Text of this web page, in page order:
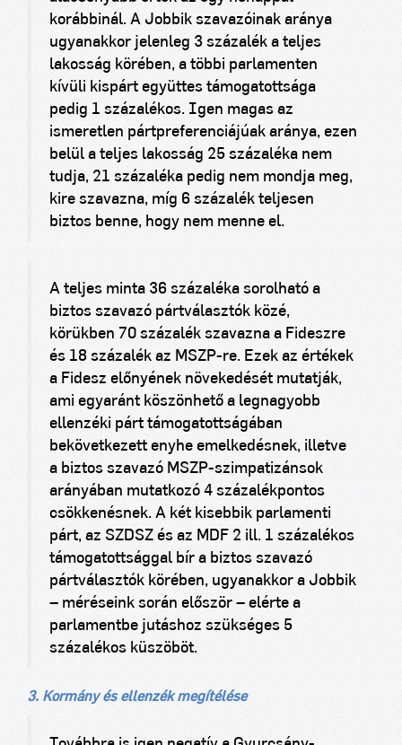
korábbinál. A Jobbik szavazóinak aránya
ugyanakkor jelenleg 3 százalék a teljes
lakosság körében, a többi parlamenten
kívüli kispárt együttes támogatottsága
pedig 1 százalékos. Igen magas az
ismeretlen pártpreferenciájúak aránya, ezen
belül a teljes lakosság 25 százaléka nem
tudja, 21 százaléka pedig nem mondja meg,
kire szavazna, míg 6 százalék teljesen
biztos benne, hogy nem menne el.
A teljes minta 36 százaléka sorolható a
biztos szavazó pártválasztók közé,
körükben 70 százalék szavazna a Fideszre
és 18 százalék az MSZP-re. Ezek az értékek
a Fidesz előnyének növekedését mutatják,
ami egyaránt köszönhető a legnagyobb
ellenzéki párt támogatottságában
bekövetkezett enyhe emelkedésnek, illetve
a biztos szavazó MSZP-szimpatizánsok
arányában mutatkozó 4 százalékpontos
csökkenésnek. A két kisebbik parlamenti
párt, az SZDSZ és az MDF 2 ill. 1 százalékos
támogatottsággal bír a biztos szavazó
pártválasztók körében, ugyanakkor a Jobbik
– méréseink során először – elérte a
parlamentbe jutáshoz szükséges 5
százalékos küszöböt.
3. Kormány és ellenzék megítélése